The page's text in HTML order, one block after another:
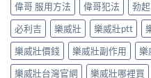
偉哥 服用方法
偉哥犯法 勃
必利吉
樂威壯 樂威壯ptt
樂威壯價錢
樂威壯副作用 樂
樂威壯台灣官網
樂威壯哪裡買